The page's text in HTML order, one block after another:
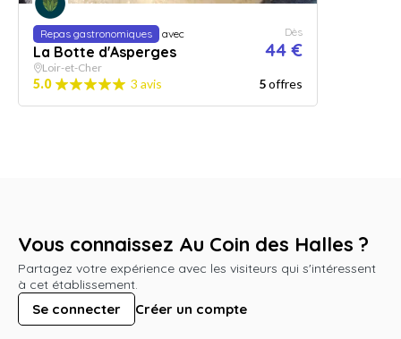
Repas gastronomiques avec
La Botte d'Asperges
Dès
44 €
Loir-et-Cher
5.0 3 avis 5offres
Vous connaissez Au Coin des Halles ?
Partagez votre expérience avec les visiteurs qui s'intéressent
à cet établissement.
Se connecter Créer un compte